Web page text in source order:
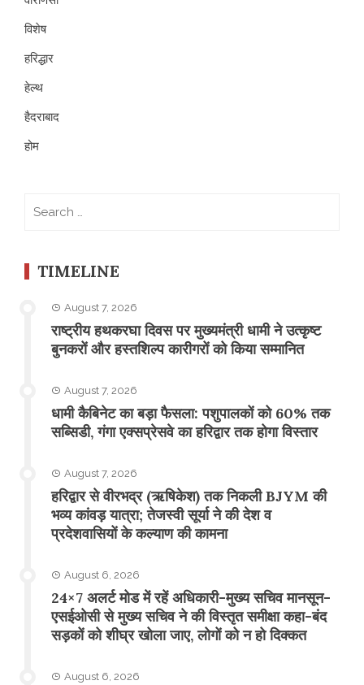
विशेष
हरिद्धार
हेल्थ
हैदराबाद
होम
TIMELINE
August 7, 2026
राष्ट्रीय हथकरघा दिवस पर मुख्यमंत्री धामी ने उत्कृष्ट
बुनकरों और हस्तशिल्प कारीगरों को किया सम्मानित
August 7, 2026
​धामी कैबिनेट का बड़ा फैसला: पशुपालकों को 60% तक
सब्सिडी, गंगा एक्सप्रेसवे का हरिद्वार तक होगा विस्तार
August 7, 2026
​हरिद्वार से वीरभद्र (ऋषिकेश) तक निकली BJYM की
भव्य कांवड़ यात्रा; तेजस्वी सूर्या ने की देश व
प्रदेशवासियों के कल्याण की कामना
August 6, 2026
24×7 अलर्ट मोड में रहें अधिकारी-मुख्य सचिव मानसून-
एसईओसी से मुख्य सचिव ने की विस्तृत समीक्षा कहा-बंद
सड़कों को शीघ्र खोला जाए, लोगों को न हो दिक्कत
August 6, 2026